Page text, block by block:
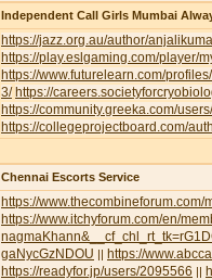
Independent Call Girls Mumbai
https://jazz.org.au/author/
https://play.eslgaming.com/player/
https://www.futurelearn.com/
3/ https://
https://community.greeka.com/
https://collegeprojectboard.com/
Chennai Escorts Service
https://
https://www.itchyforum.com/en/
gaNycGzNDOU || https://
https://readyfor.jp/users/2095566 ||